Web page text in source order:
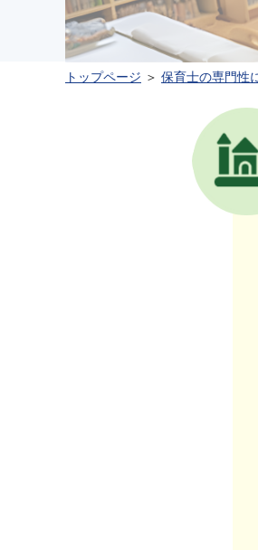
トップページ ＞ 保育士の専門性